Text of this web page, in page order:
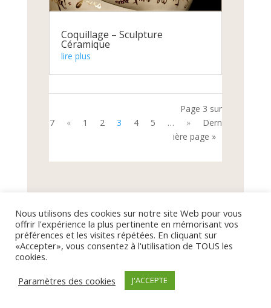
Coquillage – Sculpture
Céramique
lire plus
Page 3 sur
7
« 1 2 3 4 5 … »
Dern
ière page »
Nous utilisons des cookies sur notre site Web pour vous
offrir l'expérience la plus pertinente en mémorisant vos
préférences et les visites répétées. En cliquant sur
«Accepter», vous consentez à l'utilisation de TOUS les
cookies.
Paramètres des cookies
J'ACCEPTE